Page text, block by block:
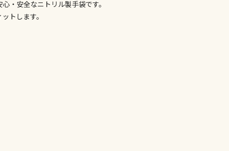
・安全なニトリル製手袋です。
トします。